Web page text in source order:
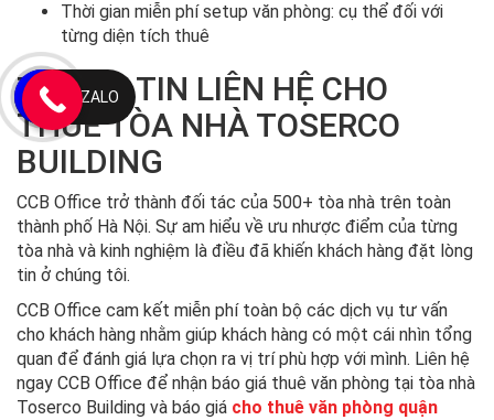
Thời gian miễn phí setup văn phòng: cụ thể đối với
từng diện tích thuê
THÔNG TIN LIÊN HỆ CHO
THUÊ TÒA NHÀ TOSERCO
BUILDING
CCB Office trở thành đối tác của 500+ tòa nhà trên toàn
thành phố Hà Nội. Sự am hiểu về ưu nhược điểm của từng
tòa nhà và kinh nghiệm là điều đã khiến khách hàng đặt lòng
tin ở chúng tôi.
CCB Office cam kết miễn phí toàn bộ các dịch vụ tư vấn
cho khách hàng nhằm giúp khách hàng có một cái nhìn tổng
quan để đánh giá lựa chọn ra vị trí phù hợp với mình. Liên hệ
ngay CCB Office để nhận báo giá thuê văn phòng tại tòa nhà
Toserco Building và báo giá cho thuê văn phòng quận
ZALO